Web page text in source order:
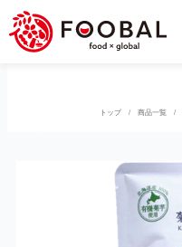
トップ 商品一覧